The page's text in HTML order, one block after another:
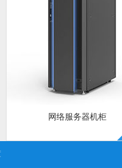
网络服务器机柜